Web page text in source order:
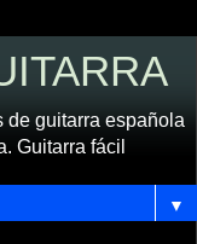
de guitarra española
Guitarra fácil
▼